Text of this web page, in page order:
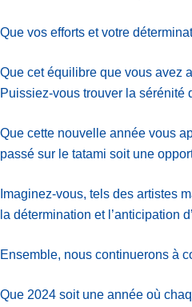
Que vos efforts et votre
Que cet équilibre que vous avez
Puissiez-vous trouver la sérénité
Que cette nouvelle année vous
passé sur le tatami soit une
Imaginez-vous, tels des artistes
la détermination et l’anticipation
Ensemble, nous continuerons à
Que 2024 soit une année où